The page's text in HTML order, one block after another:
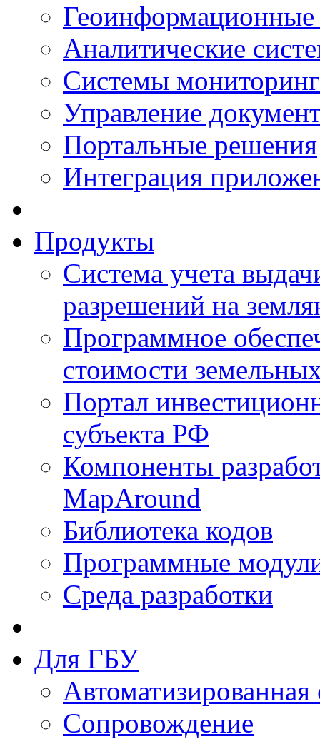
Аналитические
Системы
Управление
Портальные решения
Интеграция
Продукты
Система учета
разрешений на
Программное
стоимости
Портал
субъекта РФ
Компоненты
MapAround
Библиотека кодов
Программные
Среда разработки
Для ГБУ
Сопровождение